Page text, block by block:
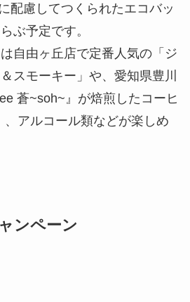
配慮してつくられたエコバッ
ぶ予定です。
自由ヶ丘店で定番人気の「ジ
スモーキー」や、愛知県豊川
蒼~soh~』が焙煎したコーヒ
、アルコール類などが楽しめ
ンペーン